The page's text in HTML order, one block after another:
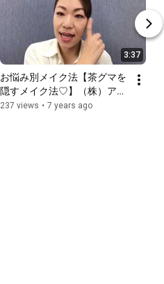
3:37
お悩み別メイク法【茶グマを
隠すメイク法♡】（株）アハ
ヴィー化粧品インストラクタ
237 views • 7 years ago